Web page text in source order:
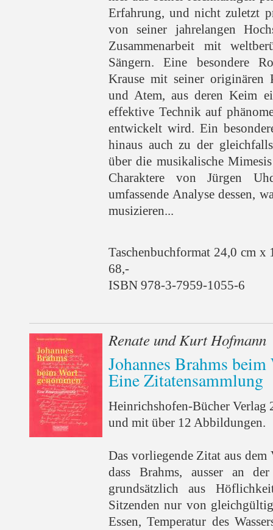
Erfahrung, und nicht zuletzt
von seiner jahrelangen
Zusammenarbeit mit
Sängern. Eine besondere
Krause mit seiner originären
und Atem, aus deren Keim
effektive Technik auf
entwickelt wird. Ein
hinaus auch zu der
über die musikalische
Charaktere von Jürgen
umfassende Analyse dessen,
musizieren...
Taschenbuchformat 24,0 cm
68,-
ISBN 978-3-7959-1055-6
Renate und Kurt Hofmann
Johannes Brahms
Eine Zitatensammlung
Heinrichshofen-Bücher Verlag
und mit über 12 Abbildungen.
Das vorliegende Zitat aus
dass Brahms, ausser an
grundsätzlich aus
Sitzenden nur von
Essen, Temperatur des